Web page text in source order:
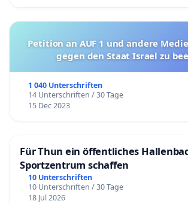
Petition an AUF 1 und andere
gegen den Staat Israel zu
1 040 Unterschriften
14 Unterschriften / 30 Tage
15 Dec 2023
Für Thun ein öffentliches
Sportzentrum schaffen
10 Unterschriften
10 Unterschriften / 30 Tage
18 Jul 2026